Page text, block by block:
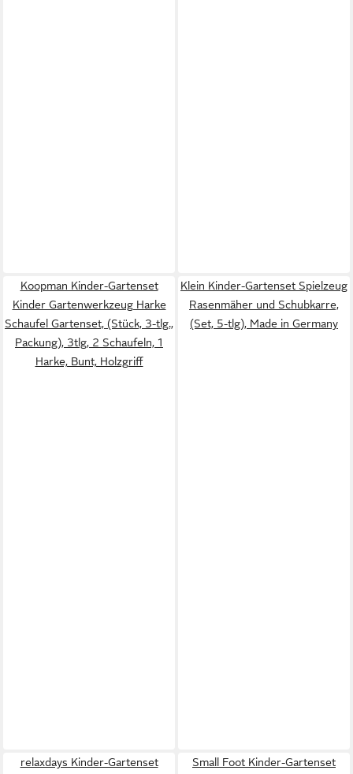
Koopman Kinder-Gartenset
Kinder Gartenwerkzeug Harke
Schaufel Gartenset, (Stück, 3-tlg.,
Packung), 3tlg, 2 Schaufeln, 1
Harke, Bunt, Holzgriff
Klein Kinder-Gartenset Spielzeug
Rasenmäher und Schubkarre,
(Set, 5-tlg), Made in Germany
relaxdays Kinder-Gartenset
Small Foot Kinder-Gartenset